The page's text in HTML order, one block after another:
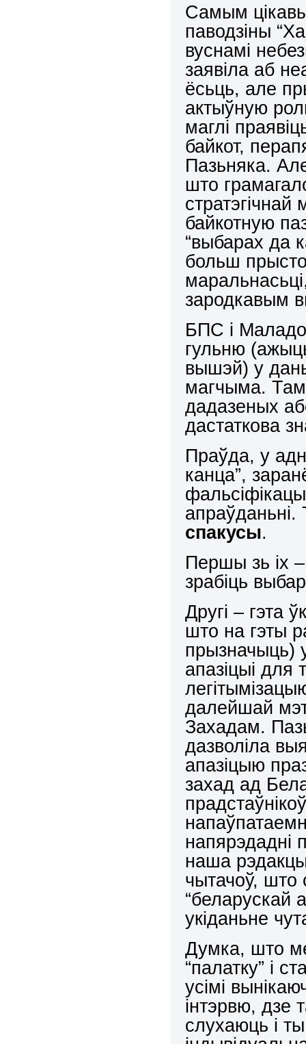
Самым
паводзіны
вуснамі
заявіла аб
ёсьць, але
актыўную
маглі
байкот,
Пазьняка.
што
байкотную
“выбарах да
больш
зародкавым
БПС і
гульню
вышэй) у
магчыма.
дадазеных
дастаткова
Праўда, у
канца”,
спакусы.
Першы зь іх
зрабіць
Другі – гэта
што на гэты
прызначыць)
апазіцыі для
далейшай
Захадам.
дазволіла
апазіцыю
захад ад
напярэдадні
наша
чытачоў, што
“беларускай
укіданьне
Думка, што
“палатку” і
усімі
інтэрвю, дзе
слухаюць і